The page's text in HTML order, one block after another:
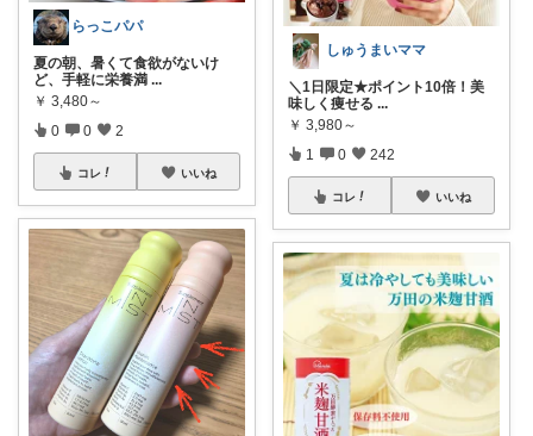
らっこパパ
夏の朝、暑くて食欲がないけ
ど、手軽に栄養満 ...
￥ 3,480～
0 0 2
コレ いいね
しゅうまいママ
＼1日限定★ポイント10倍！美
味しく痩せる ...
￥ 3,980～
1 0 242
コレ いいね